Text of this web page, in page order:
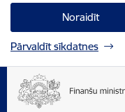
Noraidīt
Pārvaldīt sīkdatnes